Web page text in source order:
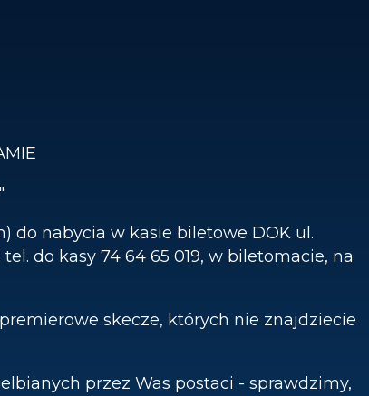
do nabycia w kasie biletowe DOK ul.
do kasy 74 64 65 019, w biletomacie, na
skecze, których nie znajdziecie
przez Was postaci - sprawdzimy,